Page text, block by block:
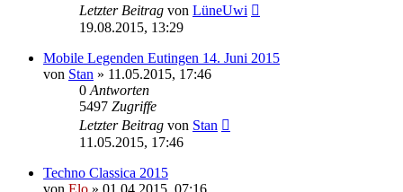
Letzter Beitrag von LüneUwi
19.08.2015, 13:29
Mobile Legenden Eutingen 14. Juni 2015
von Stan » 11.05.2015, 17:46
0 Antworten
5497 Zugriffe
Letzter Beitrag von Stan
11.05.2015, 17:46
Techno Classica 2015
von Elo » 01.04.2015, 07:16